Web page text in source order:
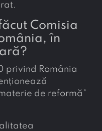
Comisia
în
privind România
de reformă"